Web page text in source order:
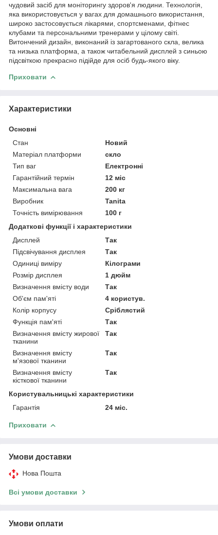
чудовий засіб для моніторингу здоров'я людини. Технологія,
яка використовується у вагах для домашнього використання,
широко застосовується лікарями, спортсменами, фітнес
клубами та персональними тренерами у цілому світі.
Витончений дизайн, виконаний із загартованого скла, велика
та низька платформа, а також читабельний дисплей з синьою
підсвіткою прекрасно підійде для осіб будь-якого віку.
Приховати
Характеристики
Основні
Стан
Новий
Матеріал платформи
скло
Тип ваг
Електронні
Гарантійний термін
12 міс
Максимальна вага
200 кг
Виробник
Tanita
Точність вимірювання
100 г
Додаткові функції і характеристики
Дисплей
Так
Підсвічування дисплея
Так
Одиниці виміру
Кілограми
Розмір дисплея
1 дюйм
Визначення вмісту води
Так
Об'єм пам'яті
4 користув.
Колір корпусу
Сріблястий
Функція пам'яті
Так
Визначення вмісту жирової
тканини
Так
Визначення вмісту
м'язової тканини
Так
Визначення вмісту
кісткової тканини
Так
Користувальницькі характеристики
Гарантія
24 міс.
Приховати
Умови доставки
Нова Пошта
Всі умови доставки
Умови оплати